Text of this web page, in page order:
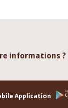
informations ?
Application